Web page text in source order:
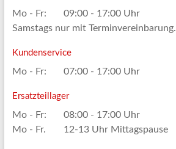
Mo - Fr:
09:00 - 17:00 Uhr
Samstags nur mit Terminvereinbarung.
Kundenservice
Mo - Fr: 07:00 - 17:00 Uhr
Ersatzteillager
Mo - Fr:
08:00 - 17:00 Uhr
Mo - Fr.
12-13 Uhr Mittagspause